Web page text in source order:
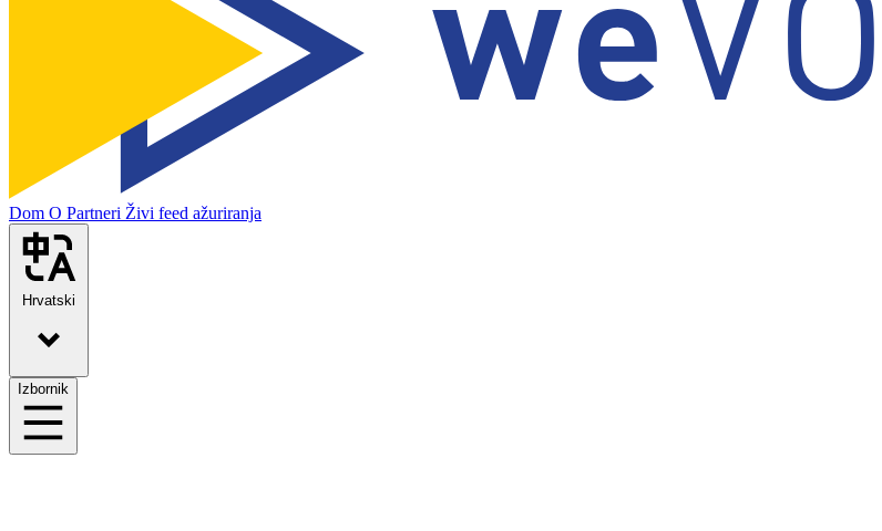
Dom O Partneri Živi feed ažuriranja
Hrvatski
Izbornik